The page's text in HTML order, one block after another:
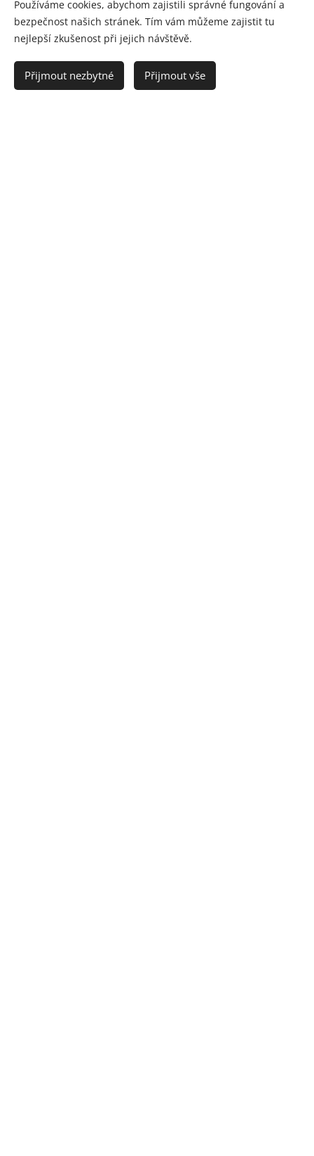
Senzor přítomnosti Tree bílá
Používáme cookies, abychom zajistili správné fungování a
bezpečnost našich stránek. Tím vám můžeme zajistit tu
nejlepší zkušenost při jejich návštěvě.
Přijmout nezbytné Přijmout vše